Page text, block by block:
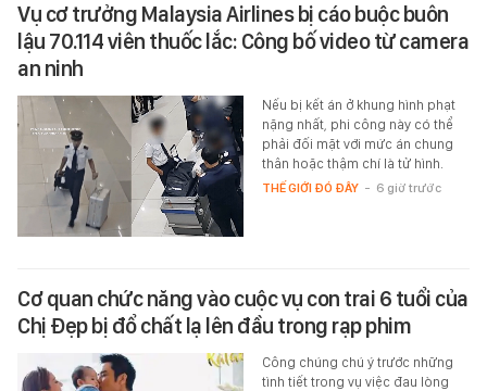
Vụ cơ trưởng Malaysia Airlines bị cáo buộc buôn
lậu 70.114 viên thuốc lắc: Công bố video từ camera
an ninh
Nếu bị kết án ở khung hình phạt
nặng nhất, phi công này có thể
phải đối mặt với mức án chung
thân hoặc thậm chí là tử hình.
THẾ GIỚI ĐÓ ĐÂY - 6 giờ trước
Cơ quan chức năng vào cuộc vụ con trai 6 tuổi của
Chị Đẹp bị đổ chất lạ lên đầu trong rạp phim
Công chúng chú ý trước những
tình tiết trong vụ việc đau lòng